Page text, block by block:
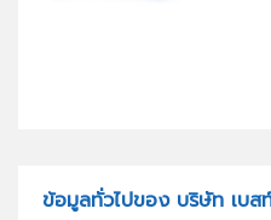
ข้อมูลทั่วไปของ บริษัท เบ